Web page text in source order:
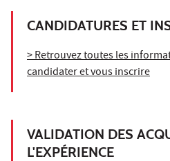
CANDIDATURES ET
> Retrouvez toutes les
candidater et vous inscrire
VALIDATION DES
L'EXPÉRIENCE